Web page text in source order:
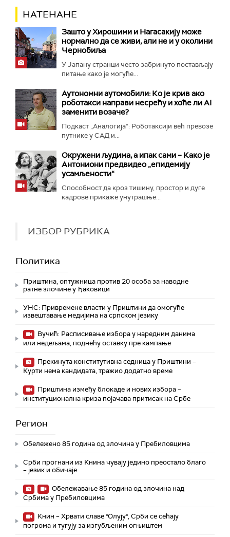
НАТЕНАНЕ
Зашто у Хирошими и Нагасакију може
нормално да се живи, али не и у околини
Чернобиља
У Јапану странци често забринуто постављају
питање како је могуће...
Аутономни аутомобили: Ко је крив ако
роботакси направи несрећу и хоће ли AI
заменити возаче?
Подкаст „Аналогија“: Роботаксији већ превозе
путнике у САД и...
Окружени људима, а ипак сами – Како је
Антониони предвидео „епидемију
усамљености“
Способност да кроз тишину, простор и дуге
кадрове прикаже унутрашње...
ИЗБОР РУБРИКА
Политика
Приштина, оптужница против 20 особа за наводне
ратне злочине у Ђаковици
УНС: Привремене власти у Приштини да омогуће
извештавање медијима на српском језику
Вучић: Расписивање избора у наредним данима
или недељама, поднећу оставку пре кампање
Прекинута конститутивна седница у Приштини –
Курти нема кандидата, тражио додатно време
Приштина између блокаде и нових избора –
институционална криза појачава притисак на Србе
Регион
Обележено 85 година од злочина у Пребиловцима
Срби прогнани из Книна чувају једино преостало благо
– језик и обичаје
Обележавање 85 година од злочина над
Србима у Пребиловцима
Книн – Хрвати славе "Олују", Срби се сећају
погрома и тугују за изгубљеним огњиштем